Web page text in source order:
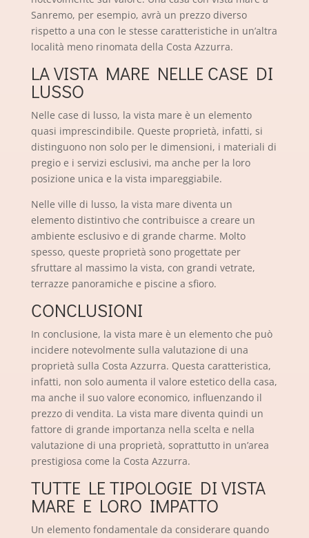
Sanremo, per esempio, avrà un prezzo diverso
rispetto a una con le stesse caratteristiche in un’altra
località meno rinomata della Costa Azzurra.
LA VISTA MARE NELLE CASE DI
LUSSO
Nelle case di lusso, la vista mare è un elemento
quasi imprescindibile. Queste proprietà, infatti, si
distinguono non solo per le dimensioni, i materiali di
pregio e i servizi esclusivi, ma anche per la loro
posizione unica e la vista impareggiabile.
Nelle ville di lusso, la vista mare diventa un
elemento distintivo che contribuisce a creare un
ambiente esclusivo e di grande charme. Molto
spesso, queste proprietà sono progettate per
sfruttare al massimo la vista, con grandi vetrate,
terrazze panoramiche e piscine a sfioro.
CONCLUSIONI
In conclusione, la vista mare è un elemento che può
incidere notevolmente sulla valutazione di una
proprietà sulla Costa Azzurra. Questa caratteristica,
infatti, non solo aumenta il valore estetico della casa,
ma anche il suo valore economico, influenzando il
prezzo di vendita. La vista mare diventa quindi un
fattore di grande importanza nella scelta e nella
valutazione di una proprietà, soprattutto in un’area
prestigiosa come la Costa Azzurra.
TUTTE LE TIPOLOGIE DI VISTA
MARE E LORO IMPATTO
Un elemento fondamentale da considerare quando